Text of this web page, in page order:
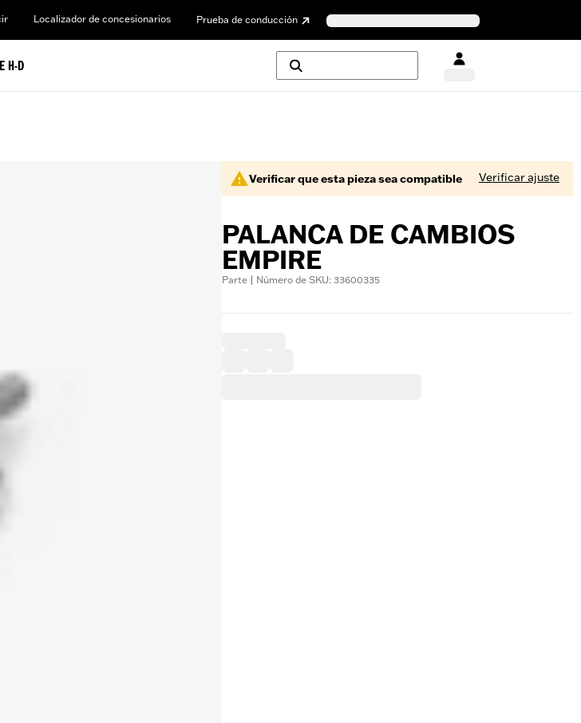
Localizador de concesionarios Prueba de conducción
H-D
Verificar que esta pieza sea compatible Verificar ajuste
PALANCA DE CAMBIOS
EMPIRE
Parte | Número de SKU: 33600335